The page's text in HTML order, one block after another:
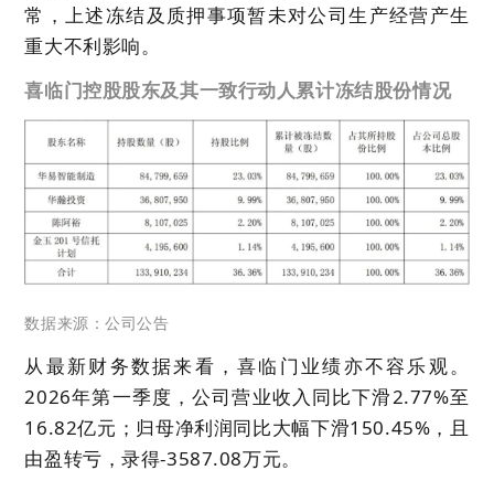
常，上述冻结及质押事项暂未对公司生产经营产生
重大不利影响。
喜临门控股股东及其一致行动人累计冻结股份情况
数据来源：公司公告
从最新财务数据来看，喜临门业绩亦不容乐观。
2026年第一季度，公司营业收入同比下滑2.77%至
16.82亿元；归母净利润同比大幅下滑150.45%，且
由盈转亏，录得-3587.08万元。